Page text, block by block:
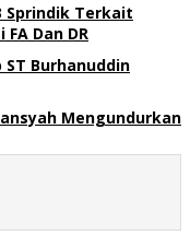
Sprindik Terkait
Dan DR
Burhanuddin
Mengundurkan